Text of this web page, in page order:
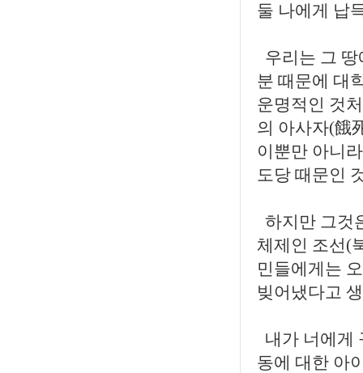
둘 나에게 납
우리는 그
분 때문에 대
운명적인 것
의 아사자(餓
이뿐만 아니
도당 때문인
하지만 그것
체제인 조선(
민들에게는
빚어냈다고
내가 너에게
동에 대한 아